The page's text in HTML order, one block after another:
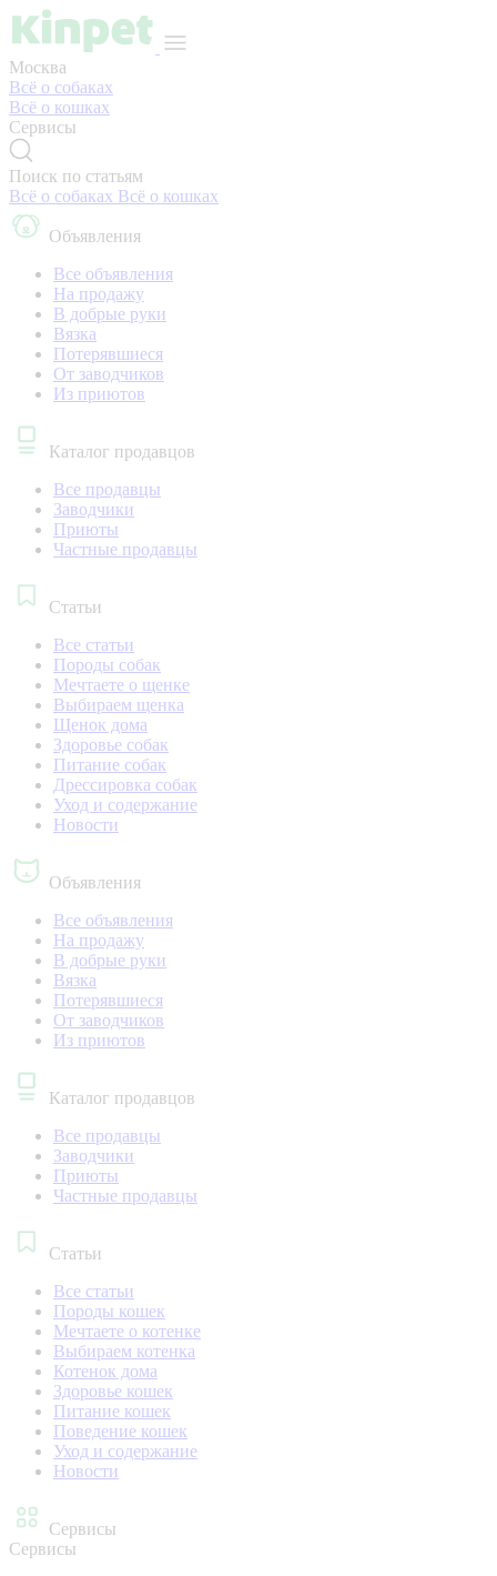
Москва
Всё о собаках
Всё о кошках
Сервисы
Поиск по статьям
Всё о собаках Всё о кошках
Объявления
Все объявления
На продажу
В добрые руки
Вязка
Потерявшиеся
От заводчиков
Из приютов
Каталог продавцов
Все продавцы
Заводчики
Приюты
Частные продавцы
Статьи
Все статьи
Породы собак
Мечтаете о щенке
Выбираем щенка
Щенок дома
Здоровье собак
Питание собак
Дрессировка собак
Уход и содержание
Новости
Объявления
Все объявления
На продажу
В добрые руки
Вязка
Потерявшиеся
От заводчиков
Из приютов
Каталог продавцов
Все продавцы
Заводчики
Приюты
Частные продавцы
Статьи
Все статьи
Породы кошек
Мечтаете о котенке
Выбираем котенка
Котенок дома
Здоровье кошек
Питание кошек
Поведение кошек
Уход и содержание
Новости
Сервисы
Сервисы